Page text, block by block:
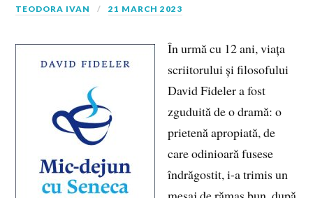
TEODORA IVAN 21 MARCH 2023
În urmă cu 12 ani, viața
scriitorului și filosofului
David Fideler a fost
zguduită de o dramă: o
prietenă apropiată, de
care odinioară fusese
îndrăgostit, i-a trimis un